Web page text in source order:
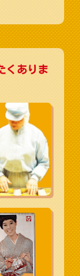
くありま